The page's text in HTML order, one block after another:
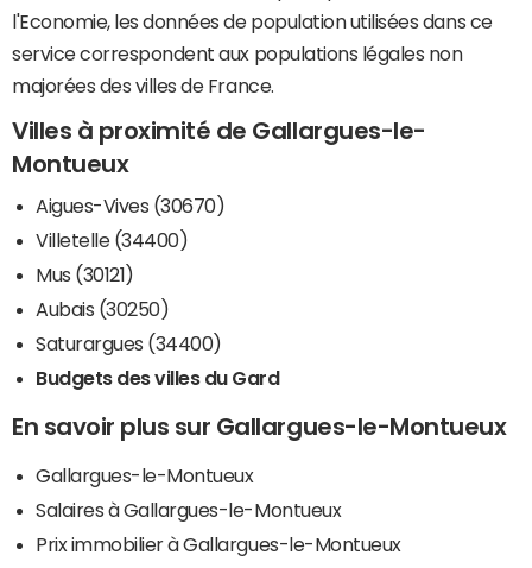
l'Economie, les données de population utilisées dans ce
service correspondent aux populations légales non
majorées des villes de France.
Villes à proximité de Gallargues-le-
Montueux
Aigues-Vives (30670)
Villetelle (34400)
Mus (30121)
Aubais (30250)
Saturargues (34400)
Budgets des villes du Gard
En savoir plus sur Gallargues-le-Montueux
Gallargues-le-Montueux
Salaires à Gallargues-le-Montueux
Prix immobilier à Gallargues-le-Montueux